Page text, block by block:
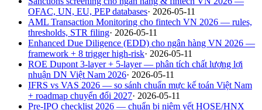
OFAC, UN, EU, PEP databases· 2026-05-11
AML Transaction Monitoring cho fintech VN 2026 — rules,
thresholds, STR filing· 2026-05-11
Enhanced Due Diligence (EDD) cho ngân hàng VN 2026 —
framework + 8 trigger high-risk· 2026-05-11
ROE Dupont 3-layer + 5-layer — phân tích chất lượng lợi
nhuận DN Việt Nam 2026· 2026-05-11
IFRS vs VAS 2026 — so sánh chuẩn mực kế toán Việt Nam
+ roadmap chuyển đổi 2027· 2026-05-11
Pre-IPO checklist 2026 — chuẩn bị niêm yết HOSE/HNX